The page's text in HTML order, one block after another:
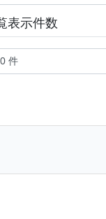
表示件数